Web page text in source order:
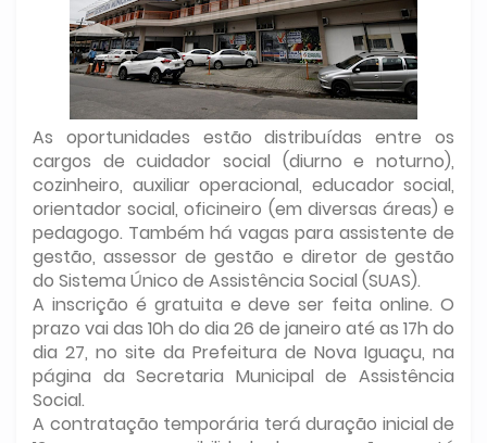
As oportunidades estão distribuídas entre os
cargos de cuidador social (diurno e noturno),
cozinheiro, auxiliar operacional, educador social,
orientador social, oficineiro (em diversas áreas) e
pedagogo. Também há vagas para assistente de
gestão, assessor de gestão e diretor de gestão
do Sistema Único de Assistência Social (SUAS).
A inscrição é gratuita e deve ser feita online. O
prazo vai das 10h do dia 26 de janeiro até as 17h do
dia 27, no site da Prefeitura de Nova Iguaçu, na
página da Secretaria Municipal de Assistência
Social.
A contratação temporária terá duração inicial de